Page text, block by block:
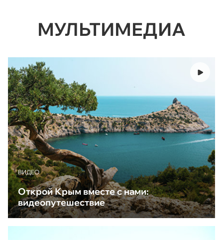
МУЛЬТИМЕДИА
ВИДЕО
Открой Крым вместе с нами:
видеопутешествие